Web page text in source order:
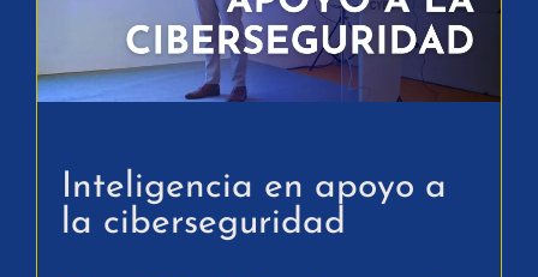
Inteligencia en apoyo a
la ciberseguridad